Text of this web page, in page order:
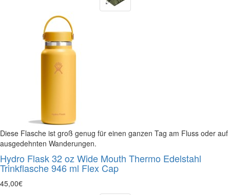
Diese Flasche ist groß genug für einen ganzen Tag am Fluss oder auf
ausgedehnten Wanderungen.
Hydro Flask 32 oz Wide Mouth Thermo Edelstahl
Trinkflasche 946 ml Flex Cap
45,00€